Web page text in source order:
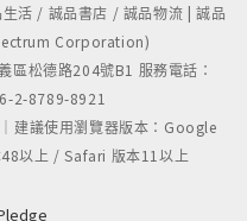
活 / 誠品書店 / 誠品物流 | 誠品
Corporation)
區松德路204號B1 服務電話：
2-8789-8921
建議使用瀏覽器版本：Google
以上 / Safari 版本11以上